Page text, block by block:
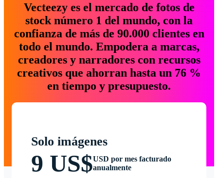
Vecteezy es el mercado de fotos de
stock número 1 del mundo, con la
confianza de más de 90.000 clientes en
todo el mundo. Empodera a marcas,
creadores y narradores con recursos
creativos que ahorran hasta un 76 %
en tiempo y presupuesto.
Solo imágenes
9 US$USD por mes facturado
anualmente